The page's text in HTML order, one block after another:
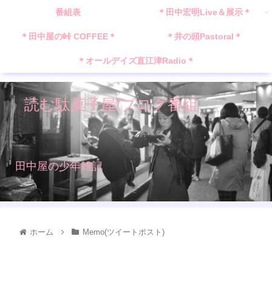
読む駄菓子屋/ブログ番組
田中屋の少年雑記
番組表 ＊田中宏明Live＆展示＊
＊田中屋の峠 COFFEE＊ ＊井の頭Pastoral＊
＊オールデイズ直江津Radio＊
ホーム Memo(ツイートポスト)